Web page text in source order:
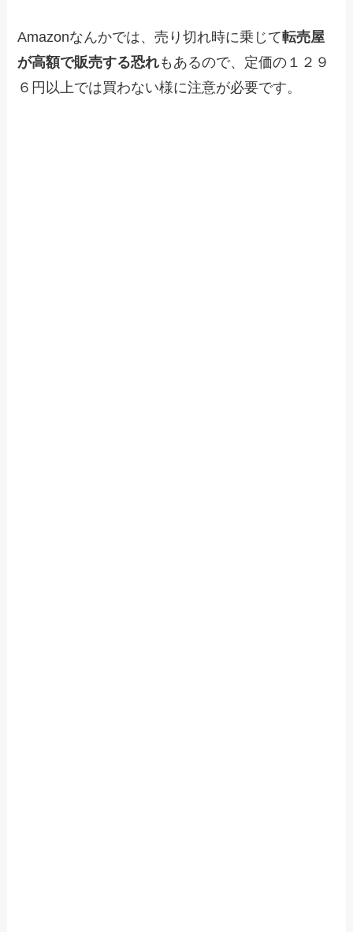
Amazonなんかでは、売り切れ時に乗じて転売屋
が高額で販売する恐れもあるので、定価の１２９
６円以上では買わない様に注意が必要です。